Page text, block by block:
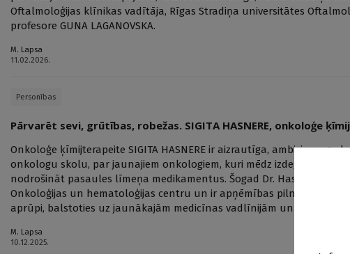
Oftalmoloģijas klīnikas vadītāja, Rīgas Stradiņa universitātes
profesore GUNA LAGANOVSKA.
M. Lapsa
11.02.2026.
Personības
Pārvarēt sevi, grūtības, robežas. SIGITA HASNERE, onkoloģe
Onkoloģe ķīmijterapeite SIGITA HASNERE ir aizrautīga, ambicioza,
onkologu skolu, par jaunajiem onkologiem, kuri mēdz izdegt, par
nodrošināt pasaules līmeņa medikamentus. Šogad Dr. Hasnere
Onkoloģijas un hematoloģijas centru un ir apņēmības pilna sniegt
aprūpi, balstoties uz jaunākajām medicīnas vadlīnijām un personīgu
M. Lapsa
10.12.2025.